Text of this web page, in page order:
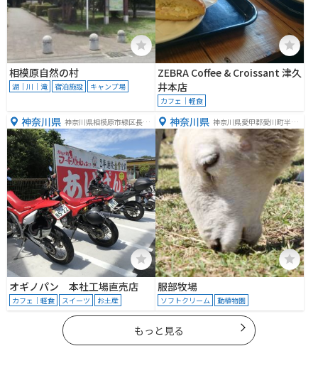
相模原自然の村
湖｜川｜滝 宿泊施設 キャンプ場
ZEBRA Coffee & Croissant 津久
井本店
カフェ｜軽食
神奈川県 神奈川県相模原市緑区長竹
２８４１
オギノパン 本社工場直売店
カフェ｜軽食 スイーツ お土産
神奈川県 神奈川県愛甲郡愛川町半原
６０８７
服部牧場
ソフトクリーム 動植物園
もっと見る